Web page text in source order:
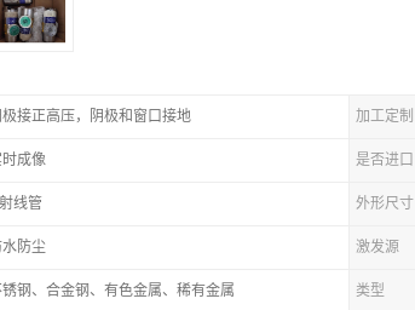
极接正高压，阴极和窗口接地 加工定制
时成像 是否进口
线管 外形尺寸
水防尘 激发源
钢、合金钢、有色金属、稀有金属 类型